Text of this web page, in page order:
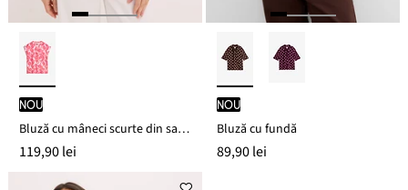
nou
Bluză cu mâneci scurte din satin fluid
119,90 lei
nou
Bluză cu fundă
89,90 lei